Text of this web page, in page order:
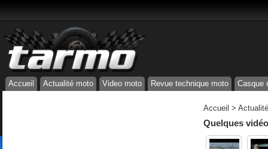
Accueil Actualité moto Video moto Revue technique moto Casque
Accueil >
Quelques